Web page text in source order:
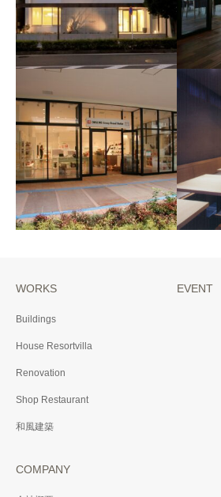
株式会社おかだハウジン
グ
2019年 神奈川県横浜市
蕎
2019
ツヴィリンググループブ
2011年 埼玉県越谷市
WORKS
Buildings
House Resortvilla
Renovation
Shop Restaurant
和風建築
EVENT
COMPANY